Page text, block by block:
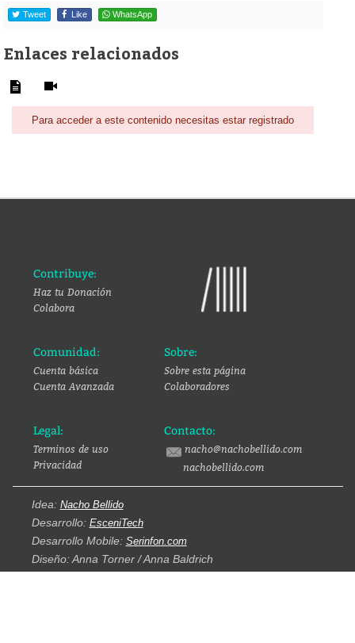
Tweet Like WhatsApp
Enlaces relacionados
Para acceder a este contenido necesitas estar registrado
Contribuye:
Haz tu Donación
Colabora
Comunidad:
Cuenta básica
Cuenta Avanzada
Sobre:
Sobre esta página
Colaboradores
Legal:
Terminos de uso
Privacidad
Contacto:
nacho@nachobellido.com
nachobellido.com
Idea: Nacho Bellido
Desarrollo: EsceniTech
Desarrollo Mobile: Serinfon.com
Diseño: Anna Torner / Anna Baldrich